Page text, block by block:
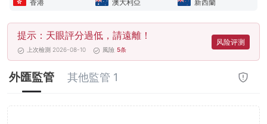
7
8
9
99
香港 澳大利亞 新西蘭
提示：天眼評分過低，請遠離！
上次檢測 2026-08-10 風險 5条
风险评测
外匯監管 其他監管 1